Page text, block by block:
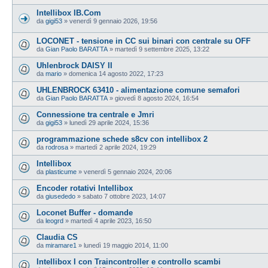
Intellibox IB.Com
da gigi53 » venerdì 9 gennaio 2026, 19:56
LOCONET - tensione in CC sui binari con centrale su OFF
da Gian Paolo BARATTA » martedì 9 settembre 2025, 13:22
Uhlenbrock DAISY II
da mario » domenica 14 agosto 2022, 17:23
UHLENBROCK 63410 - alimentazione comune semafori
da Gian Paolo BARATTA » giovedì 8 agosto 2024, 16:54
Connessione tra centrale e Jmri
da gigi53 » lunedì 29 aprile 2024, 15:36
programmazione schede s8cv con intellibox 2
da rodrosa » martedì 2 aprile 2024, 19:29
Intellibox
da plasticume » venerdì 5 gennaio 2024, 20:06
Encoder rotativi Intellibox
da giusededo » sabato 7 ottobre 2023, 14:07
Loconet Buffer - domande
da leogrd » martedì 4 aprile 2023, 16:50
Claudia CS
da miramare1 » lunedì 19 maggio 2014, 11:00
Intellibox I con Traincontroller e controllo scambi